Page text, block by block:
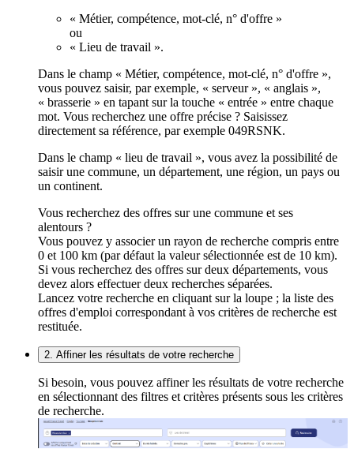
« Métier, compétence, mot-clé, n° d'offre »
ou
« Lieu de travail ».
Dans le champ « Métier, compétence, mot-clé, n° d'offre »,
vous pouvez saisir, par exemple, « serveur », « anglais »,
« brasserie » en tapant sur la touche « entrée » entre chaque
mot. Vous recherchez une offre précise ? Saisissez
directement sa référence, par exemple 049RSNK.
Dans le champ « lieu de travail », vous avez la possibilité de
saisir une commune, un département, une région, un pays ou
un continent.
Vous recherchez des offres sur une commune et ses
alentours ?
Vous pouvez y associer un rayon de recherche compris entre
0 et 100 km (par défaut la valeur sélectionnée est de 10 km).
Si vous recherchez des offres sur deux départements, vous
devez alors effectuer deux recherches séparées.
Lancez votre recherche en cliquant sur la loupe ; la liste des
offres d'emploi correspondant à vos critères de recherche est
restituée.
2. Affiner les résultats de votre recherche
Si besoin, vous pouvez affiner les résultats de votre recherche
en sélectionnant des filtres et critères présents sous les critères
de recherche.